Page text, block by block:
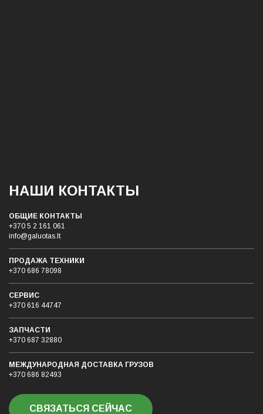
НАШИ КОНТАКТЫ
ОБЩИЕ КОНТАКТЫ
+370 5 2 161 061
info@galuotas.lt
ПРОДАЖА ТЕХНИКИ
+370 686 78098
СЕРВИС
+370 616 44747
ЗАПЧАСТИ
+370 687 32880
МЕЖДУНАРОДНАЯ ДОСТАВКА ГРУЗОB
+370 686 82493
СВЯЗАТЬСЯ СЕЙЧАС